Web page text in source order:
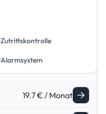
Zutrittskontrolle
Alarmsystem
19.7 € / Monat